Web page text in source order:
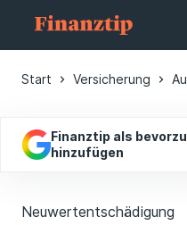
Start Versicherung
Finanztip als
hinzufügen
Neuwertentschädigung